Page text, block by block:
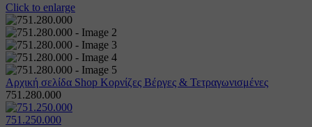
Click to enlarge
Αρχική σελίδα Shop Κορνίζες Βέργες & Τετραγωνισμένες
751.280.000
751.250.000